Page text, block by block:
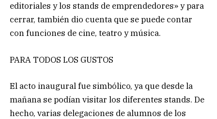
editoriales y los stands de emprendedores» y para
cerrar, también dio cuenta que se puede contar
con funciones de cine, teatro y música.
PARA TODOS LOS GUSTOS
El acto inaugural fue simbólico, ya que desde la
mañana se podían visitar los diferentes stands. De
hecho, varias delegaciones de alumnos de los